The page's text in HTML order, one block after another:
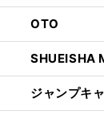
OTO
SHUEISHA
ジャンプキ